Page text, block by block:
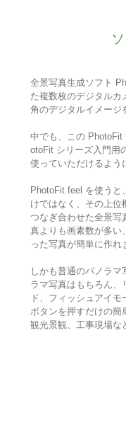
全景写真生成ソフト
た複数枚のデジタルカ
角のデジタルイメージ
中でも、この PhotoFit
otoFit シリーズ入門用
使っていただけるよう
PhotoFit feel を使うと
けではなく、その上位
つなぎ合わせた全景写
真よりも画素数が多い
った写真が簡単に作れ
しかも普通のパノラマ
ラマ写真はもちろん、
ド、フィッシュアイ
ボタンを押すだけの簡
観光景観、工事現場な